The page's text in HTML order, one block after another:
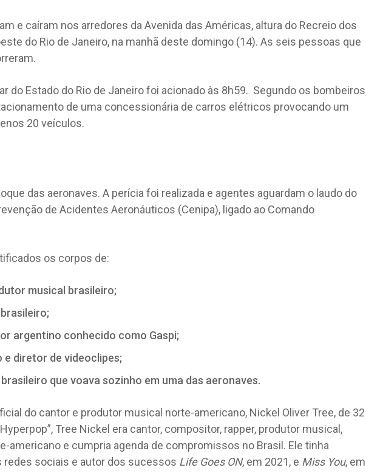
e caíram nos arredores da Avenida das Américas, altura do Recreio dos
do Rio de Janeiro, na manhã deste domingo (14). As seis pessoas que
do Estado do Rio de Janeiro foi acionado às 8h59. Segundo os
de uma concessionária de carros elétricos provocando um
20 veículos.
das aeronaves. A perícia foi realizada e agentes aguardam o laudo do
de Acidentes Aeronáuticos (Cenipa), ligado ao Comando
os corpos de:
musical brasileiro;
argentino conhecido como Gaspi;
e diretor de videoclipes;
que voava sozinho em uma das aeronaves.
do cantor e produtor musical norte-americano, Nickel Oliver Tree, de 32
Tree Nickel era cantor, compositor, rapper, produtor musical,
americano e cumpria agenda de compromissos no Brasil. Ele tinha
redes sociais e autor dos sucessos Life Goes ON, em 2021, e Miss You, em